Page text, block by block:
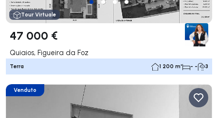
Tour Virtuale
47 000 €
Quiaios, Figueira da Foz
Terra 1 200 m² - - 3
Venduto